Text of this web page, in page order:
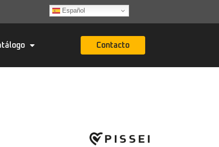
Español
Contacto